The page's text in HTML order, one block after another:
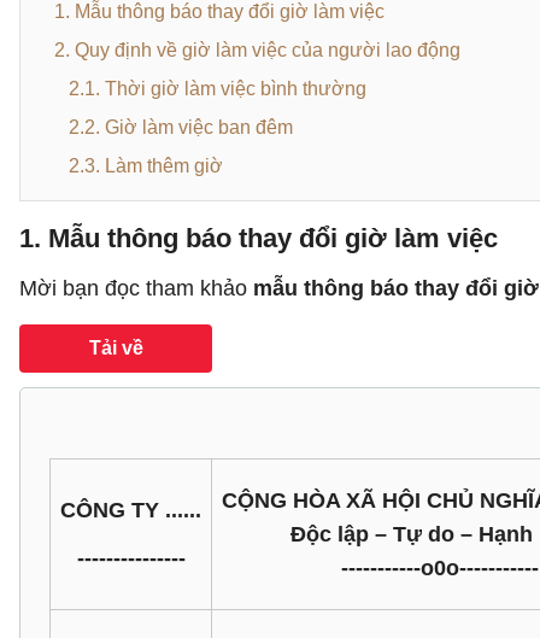
1. Mẫu thông báo thay đổi giờ làm việc
2. Quy định về giờ làm việc của người lao động
2.1. Thời giờ làm việc bình thường
2.2. Giờ làm việc ban đêm
2.3. Làm thêm giờ
1. Mẫu thông báo thay đổi giờ làm việc
Mời bạn đọc tham khảo mẫu thông báo thay đổi
Tải về
CÔNG TY ......
---------------
CỘNG HÒA XÃ HỘI CHỦ
Độc lập – Tự do – Hạnh
-----------o0o-----------